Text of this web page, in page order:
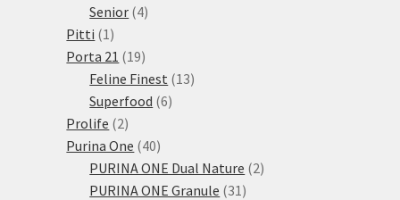
produktů
Senior 44
Pitti 1 1
produkt
Porta 21 1919
produktů
Feline Finest 1313
Superfood 66
Prolife 22
produkty
Purina One 4040
produktů
PURINA ONE Dual Nature 22
PURINA ONE Granule 31 31